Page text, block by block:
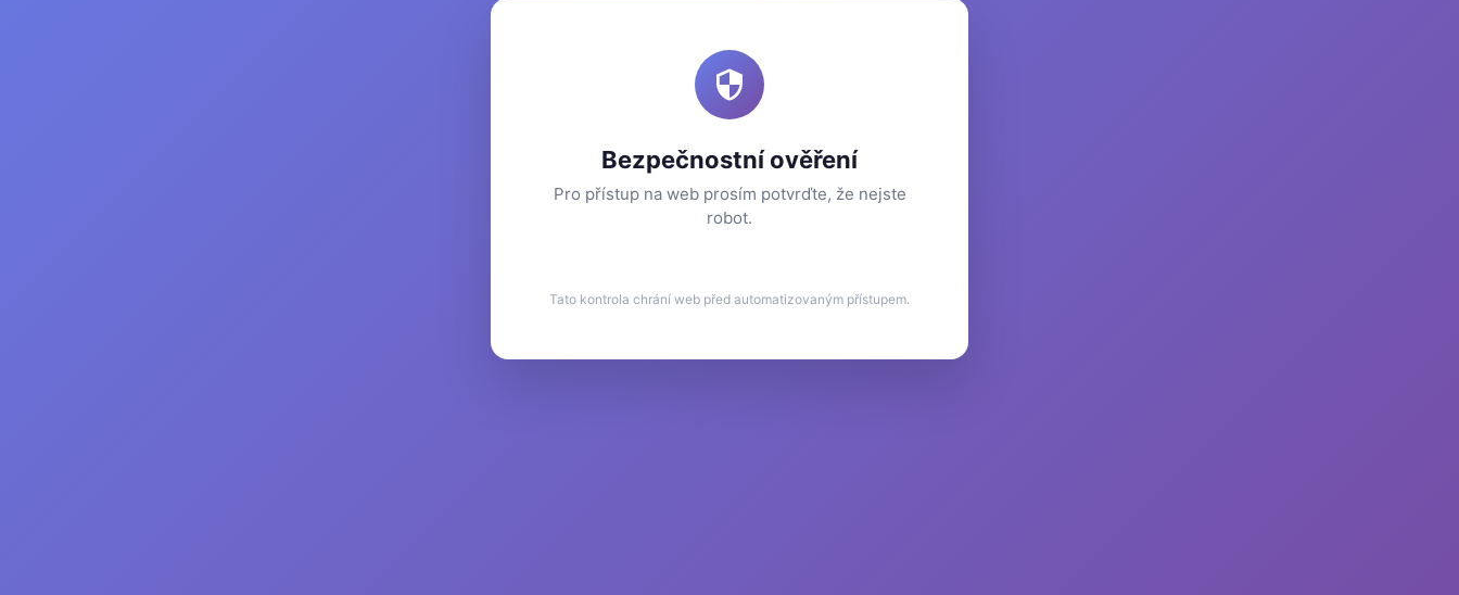
Bezpečnostní ověření
Pro přístup na web prosím potvrďte, že nejste
robot.
Tato kontrola chrání web před automatizovaným přístupem.